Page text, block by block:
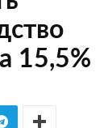
15,5%